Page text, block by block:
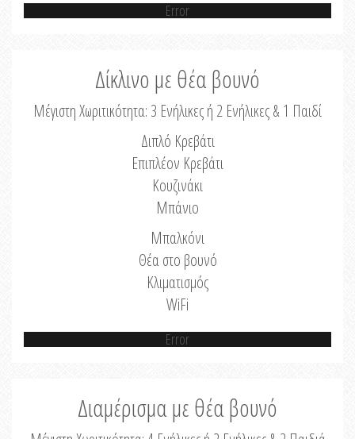
Error
Δίκλινο με θέα βουνό
Μέγιστη Χωριτικότητα: 3 Ενήλικες ή 2 Ενήλικες & 1 Παιδί
Διπλό Κρεβάτι
Επιπλέον Κρεβάτι
Κουζινάκι
Μπάνιο
Μπαλκόνι
Θέα στο βουνό
Κλιματισμός
WiFi
Error
Διαμέρισμα με θέα βουνό